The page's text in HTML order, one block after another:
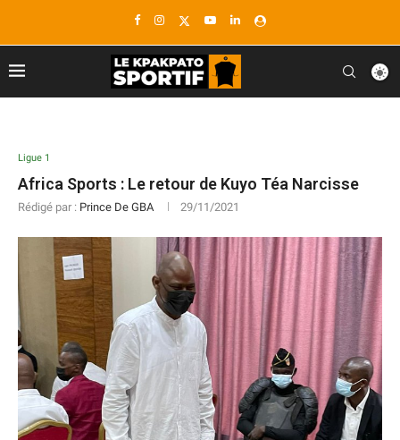
Ligue 1
Africa Sports : Le retour de Kuyo Téa Narcisse
Rédigé par : Prince De GBA 29/11/2021